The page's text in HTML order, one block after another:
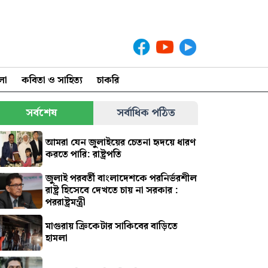
কবিতা ও সাহিত্য চাকরি
সর্বশেষ সর্বাধিক পঠিত
আমরা যেন জুলাইয়ের চেতনা হৃদয়ে ধারণ
করতে পারি: রাষ্ট্রপতি
জুলাই পরবর্তী বাংলাদেশকে পরনির্ভরশীল
রাষ্ট্র হিসেবে দেখতে চায় না সরকার :
পররাষ্ট্রমন্ত্রী
মাগুরায় ক্রিকেটার সাকিবের বাড়িতে
হামলা